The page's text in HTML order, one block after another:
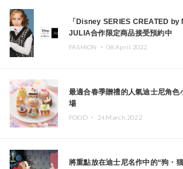
「Disney SERIES CREATED
JULIA合作限定商品接受預約中
FASHION ・08.April.2022
最適合春季贈禮的人氣迪士尼角色
場
FOOD ・ 24.March.2022
將重點放在迪士尼名作中的“狗・